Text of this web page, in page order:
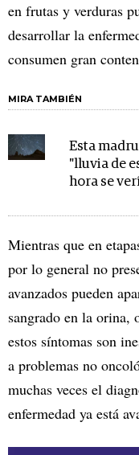
en frutas y verduras
desarrollar la
consumen gran
MIRA TAMBIÉN
Esta
"lluvia de
hora se
Mientras que en
por lo general no
avanzados pueden
sangrado en la
estos síntomas son
a problemas no
muchas veces el
enfermedad ya está